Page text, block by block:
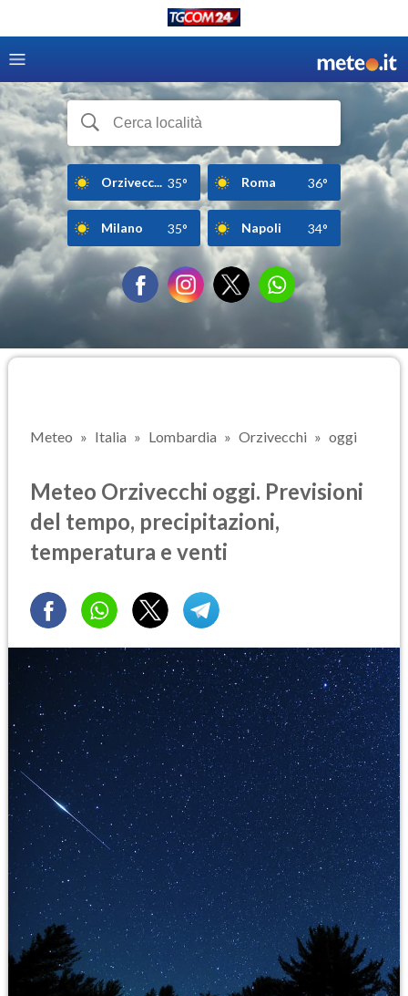
Orzivecc... 35° Roma 36°
Milano 35° Napoli 34°
Meteo Italia Lombardia Orzivecchi oggi
Meteo Orzivecchi oggi. Previsioni
del tempo, precipitazioni,
temperatura e venti